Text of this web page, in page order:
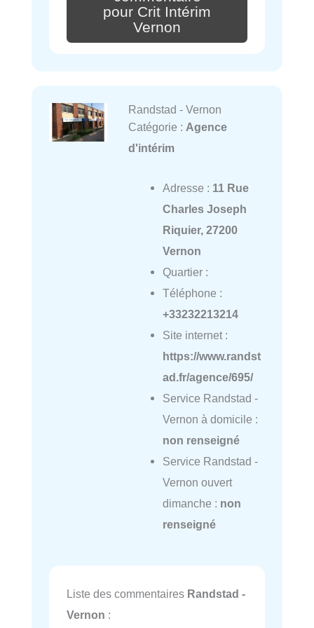
pour Crit Intérim
Vernon
Randstad - Vernon
Catégorie : Agence
d'intérim
Adresse : 11 Rue
Charles Joseph
Riquier, 27200
Vernon
Quartier :
Téléphone :
+33232213214
Site internet :
https://www.randst
ad.fr/agence/695/
Service Randstad -
Vernon à domicile :
non renseigné
Service Randstad -
Vernon ouvert
dimanche : non
renseigné
Liste des commentaires Randstad -
Vernon :